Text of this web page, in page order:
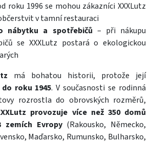
roku 1996 se mohou zákazníci XXXLutz
v tamní restauraci
nábytku a spotřebičů – při nákupu
se XXXLutz postará o ekologickou
má bohatou historii, protože její
roku 1945. V současnosti se rodinná
rozrostla do obrovských rozměrů,
provozuje více než 350 domů
Evropy (Rakousko, Německo,
Maďarsko, Rumunsko, Bulharsko,